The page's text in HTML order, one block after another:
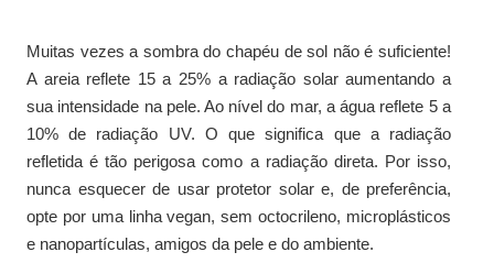
Muitas vezes a sombra do chapéu de sol não é suficiente!
A areia reflete 15 a 25% a radiação solar aumentando a
sua intensidade na pele. Ao nível do mar, a água reflete 5 a
10% de radiação UV. O que significa que a radiação
refletida é tão perigosa como a radiação direta. Por isso,
nunca esquecer de usar protetor solar e, de preferência,
opte por uma linha vegan, sem octocrileno, microplásticos
e nanopartículas, amigos da pele e do ambiente.